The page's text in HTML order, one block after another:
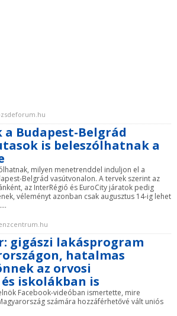
Budapest-Belgrád
is beleszólhatnak a
milyen menetrenddel induljon el a
Belgrád vasútvonalon. A tervek szerint az
az InterRégió és EuroCity járatok pedig
véleményt azonban csak augusztus 14-ig lehet
gigászi lakásprogram
hatalmas
az orvosi
iskolákban is
Facebook-videóban ismertette, mire
számára hozzáférhetővé vált uniós